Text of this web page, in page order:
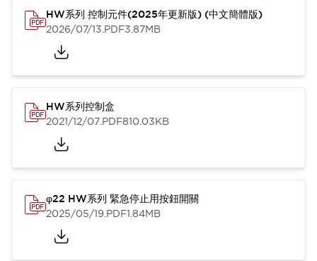
HW系列 控制元件(2025年更新版) (中文簡體版)
2026/07/13.PDF3.87MB
HW系列控制盒
2021/12/07.PDF810.03KB
φ22 HW系列 緊急停止用按鈕開關
2025/05/19.PDF1.84MB